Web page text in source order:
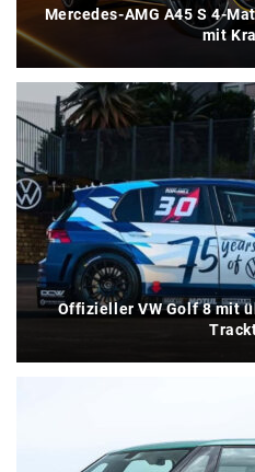
Mercedes-AMG A45 S 4-
mit
Offizieller VW Golf 8 mit